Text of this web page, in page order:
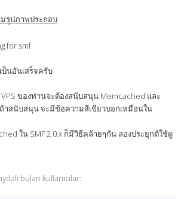
รูปภาพประกอบ
นอันเสร็จครับ
ของท่านจะต้องสนับสนุน Memcached และ
าสนับสนุน จะมีข้อความสีเขียวบอกเหมือนใน
ใน SMF 2.0.x ก็มีวิธีคล้ายๆกัน ลองประยุกต์ใช้ดู
bulan kullanıcılar: